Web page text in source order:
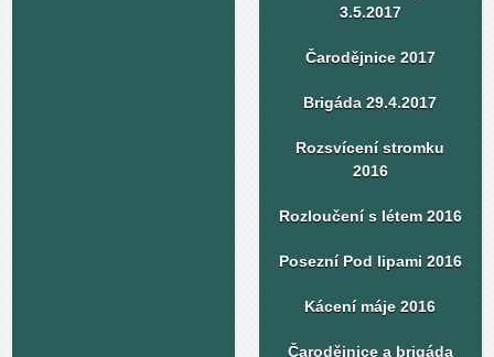
3.5.2017
Čarodějnice 2017
Brigáda 29.4.2017
Rozsvícení stromku
2016
Rozloučení s létem 2016
Posezní Pod lipami 2016
Kácení máje 2016
Čarodějnice a brigáda